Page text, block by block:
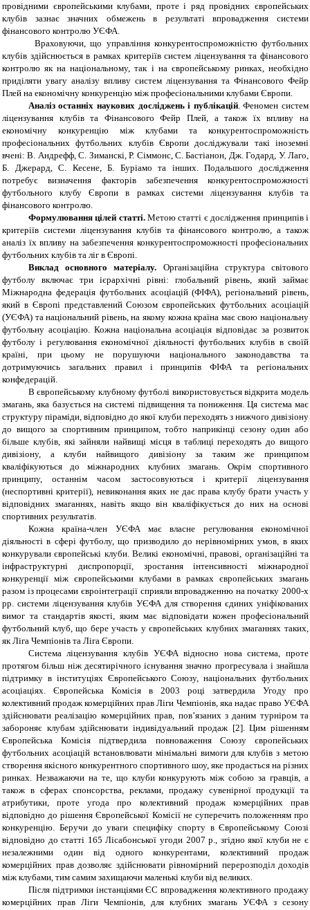
провідними європейськими клубами, проте і ряд провідних європейських
клубів зазнає значних обмежень в результаті впровадження системи
фінансового контролю УЄФА.
Враховуючи, що управління конкурентоспроможністю футбольних
клубів здійснюється в рамках критеріїв систем ліцензування та фінансового
контролю як на національному, так і на європейському ринках, необхідно
приділяти увагу аналізу впливу систем ліцензування та Фінансового Фейр
Плей на економічну конкуренцію між професіональними клубами Європи.
Аналіз останніх наукових досліджень і публікацій. Феномен систем
ліцензування клубів та Фінансового Фейр Плей, а також їх впливу на
економічну конкуренцію між клубами та конкурентоспроможність
професіональних футбольних клубів Європи досліджували такі іноземні
вчені: В. Андрефф, С. Зиманскі, Р. Сіммонс, С. Бастіанон, Дж. Годард, У. Лаго,
Б. Джерард, С. Кесене, Б. Буріамо та інших. Подальшого дослідження
потребує визначення факторів забезпечення конкурентоспроможності
футбольного клубу Європи в рамках системи ліцензування клубів та
фінансового контролю.
Формулювання цілей статті. Метою статті є дослідження принципів і
критеріїв системи ліцензування клубів та фінансового контролю, а також
аналіз їх впливу на забезпечення конкурентоспроможності професіональних
футбольних клубів та ліг в Європі.
Виклад основного матеріалу. Організаційна структура світового
футболу включає три ієрархічні рівні: глобальний рівень, який займає
Міжнародна федерація футбольних асоціацій (ФІФА), регіональний рівень,
який в Європі представлений Союзом європейських футбольних асоціацій
(УЄФА) та національний рівень, на якому кожна країна має свою національну
футбольну асоціацію. Кожна національна асоціація відповідає за розвиток
футболу і регулювання економічної діяльності футбольних клубів в своїй
країні, при цьому не порушуючи національного законодавства та
дотримуючись загальних правил і принципів ФІФА та регіональних
конфедерацій.
В європейському клубному футболі використовується відкрита модель
змагань, яка базується на системі підвищення та пониження. Ця система має
структуру піраміди, відповідно до якої клуби переходять з нижчого дивізіону
до вищого за спортивним принципом, тобто наприкінці сезону один або
більше клубів, які зайняли найвищі місця в таблиці переходять до вищого
дивізіону, а клуби найвищого дивізіону за таким же принципом
кваліфікуються до міжнародних клубних змагань. Окрім спортивного
принципу, останнім часом застосовуються і критерії ліцензування
(неспортивні критерії), невиконання яких не дає права клубу брати участь у
відповідних змаганнях, навіть якщо він кваліфікується до них на основі
спортивних результатів.
Кожна країна-член УЄФА має власне регулювання економічної
діяльності в сфері футболу, що призводило до нерівномірних умов, в яких
конкурували європейські клуби. Великі економічні, правові, організаційні та
інфраструктурні диспропорції, зростання інтенсивності міжнародної
конкуренції між європейськими клубами в рамках європейських змагань
разом із процесами євроінтеграції сприяли впровадженню на початку 2000-х
рр. системи ліцензування клубів УЄФА для створення єдиних уніфікованих
вимог та стандартів якості, яким має відповідати кожен професіональний
футбольний клуб, що бере участь у європейських клубних змаганнях таких,
як Ліга Чемпіонів та Ліга Європи.
Система ліцензування клубів УЄФА відносно нова система, проте
протягом більш ніж десятирічного існування значно прогресувала і знайшла
підтримку в інституціях Європейського Союзу, національних футбольних
асоціаціях. Європейська Комісія в 2003 році затвердила Угоду про
колективний продаж комерційних прав Ліги Чемпіонів, яка надає право УЄФА
здійснювати реалізацію комерційних прав, пов’язаних з даним турніром та
забороняє клубам здійснювати індивідуальний продаж [2]. Цим рішенням
Європейська Комісія підтвердила повноваження Союзу європейських
футбольних асоціацій встановлювати мінімальні вимоги для клубів з метою
створення якісного конкурентного спортивного шоу, яке продається на різних
ринках. Незважаючи на те, що клуби конкурують між собою за гравців, а
також в сферах спонсорства, реклами, продажу сувенірної продукції та
атрибутики, проте угода про колективний продаж комерційних прав
відповідно до рішення Європейської Комісії не суперечить положенням про
конкуренцію. Беручи до уваги специфіку спорту в Європейському Союзі
відповідно до статті 165 Лісабонської угоди 2007 р., згідно якої клуби не є
незалежними один від одного конкурентами, колективний продаж
комерційних прав дозволяє здійснювати рівномірний перерозподіл доходів
між клубами, тим самим захищаючи маленькі клуби від великих.
Після підтримки інстанціями ЄС впровадження колективного продажу
комерційних прав Ліги Чемпіонів, для клубних змагань УЄФА з сезону